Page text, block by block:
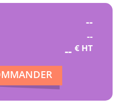
--
--
-- € HT